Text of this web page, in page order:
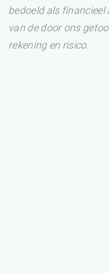
bedoeld als financieel
van de door ons
rekening en risico.